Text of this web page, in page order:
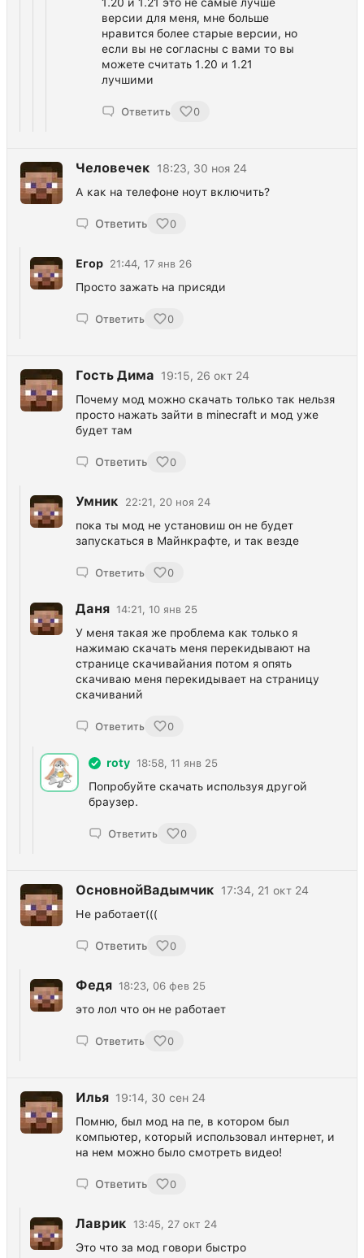
1.20 и 1.21 это не самые лучше
версии для меня, мне больше
нравится более старые версии, но
если вы не согласны с вами то вы
можете считать 1.20 и 1.21
лучшими
Ответить 0
Человечек
18:23, 30 ноя 24
А как на телефоне ноут включить?
Ответить 0
Егор 21:44, 17 янв 26
Просто зажать на присяди
Ответить 0
Гость Дима
19:15, 26 окт 24
Почему мод можно скачать только так нельзя
просто нажать зайти в minecraft и мод уже
будет там
Ответить 0
Умник 22:21, 20 ноя 24
пока ты мод не установиш он не будет
запускаться в Майнкрафте, и так везде
Ответить 0
Даня 14:21, 10 янв 25
У меня такая же проблема как только я
нажимаю скачать меня перекидывают на
странице скачивайания потом я опять
скачиваю меня перекидывает на страницу
скачиваний
Ответить 0
roty 18:58, 11 янв 25
Попробуйте скачать используя другой
браузер.
Ответить 0
ОсновнойВадымчик
17:34, 21 окт 24
Не работает(((
Ответить 0
Федя 18:23, 06 фев 25
это лол что он не работает
Ответить 0
Илья 19:14, 30 сен 24
Помню, был мод на пе, в котором был
компьютер, который использовал интернет, и
на нем можно было смотреть видео!
Ответить 0
Лаврик 13:45, 27 окт 24
Это что за мод говори быстро